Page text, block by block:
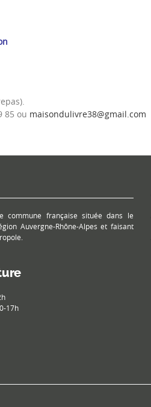
85 ou maisondulivre38@gmail.com
commune française située dans le
Auvergne-Rhône-Alpes et faisant
17h